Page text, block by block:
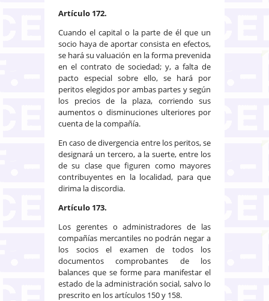
Artículo 172.
Cuando el capital o la parte de él que un
socio haya de aportar consista en efectos,
se hará su valuación en la forma prevenida
en el contrato de sociedad; y, a falta de
pacto especial sobre ello, se hará por
peritos elegidos por ambas partes y según
los precios de la plaza, corriendo sus
aumentos o disminuciones ulteriores por
cuenta de la compañía.
En caso de divergencia entre los peritos, se
designará un tercero, a la suerte, entre los
de su clase que figuren como mayores
contribuyentes en la localidad, para que
dirima la discordia.
Artículo 173.
Los gerentes o administradores de las
compañías mercantiles no podrán negar a
los socios el examen de todos los
documentos comprobantes de los
balances que se forme para manifestar el
estado de la administración social, salvo lo
prescrito en los artículos 150 y 158.